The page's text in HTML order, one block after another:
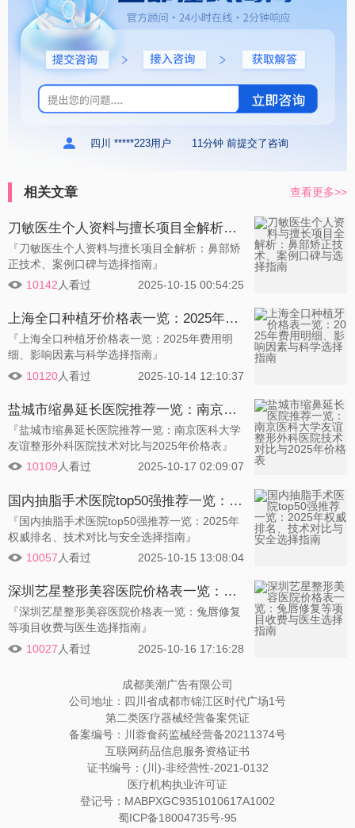
四川 *****223用户 11分钟 前提交了咨询
相关文章 查看更多>>
刀敏医生个人资料与擅长项目全解析：鼻部矫正技术、案例口碑与选择指南
『刀敏医生个人资料与擅长项目全解析：鼻部矫
正技术、案例口碑与选择指南』
2025-10-15 00:54:25
10142 人看过
上海全口种植牙价格表一览：2025年费用明细、影响因素与科学选择指南
『上海全口种植牙价格表一览：2025年费用明
细、影响因素与科学选择指南』
2025-10-14 12:10:37
10120人看过
盐城市缩鼻延长医院推荐一览：南京医科大学友谊整形外科医院技术对比与2025年价格表
『盐城市缩鼻延长医院推荐一览：南京医科大学
友谊整形外科医院技术对比与2025年价格表』
2025-10-17 02:09:07
10109人看过
国内抽脂手术医院top50强推荐一览：2025年权威排名、技术对比与安全选择指南
『国内抽脂手术医院top50强推荐一览：2025年
权威排名、技术对比与安全选择指南』
2025-10-15 13:08:04
10057 人看过
深圳艺星整形美容医院价格表一览：兔唇修复等项目收费与医生选择指南
『深圳艺星整形美容医院价格表一览：兔唇修复
等项目收费与医生选择指南』
2025-10-16 17:16:28
10027 人看过
成都美潮广告有限公司
公司地址：四川省成都市锦江区时代广场1号
第二类医疗器械经营备案凭证
备案编号：川蓉食药监械经营备20211374号
互联网药品信息服务资格证书
证书编号：(川)-非经营性-2021-0132
医疗机构执业许可证
登记号：MABPXGC9351010617A1002
蜀ICP备18004735号-95